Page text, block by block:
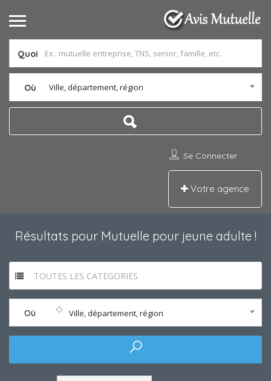
Quoi
Où Ville, département, région
Se Connecter
Votre agence
Résultats pour Mutuelle pour jeune adulte!
TOUTES LES CATEGORIES
Où Ville, département, région